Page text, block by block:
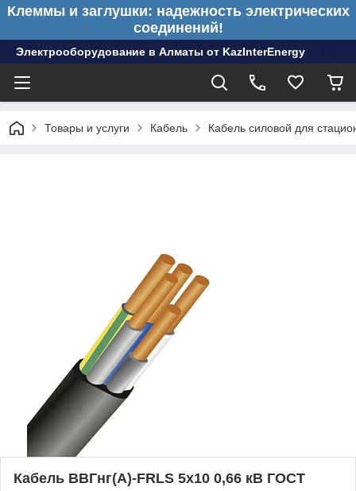
Клеммы и заглушки: надежность электрических
соединений!
Электрооборудование в Алматы от KazInterEnergy
Товары и услуги Кабель Кабель силовой для
Кабель ВВГнг(А)-FRLS 5х10 0,66 кВ ГОСТ